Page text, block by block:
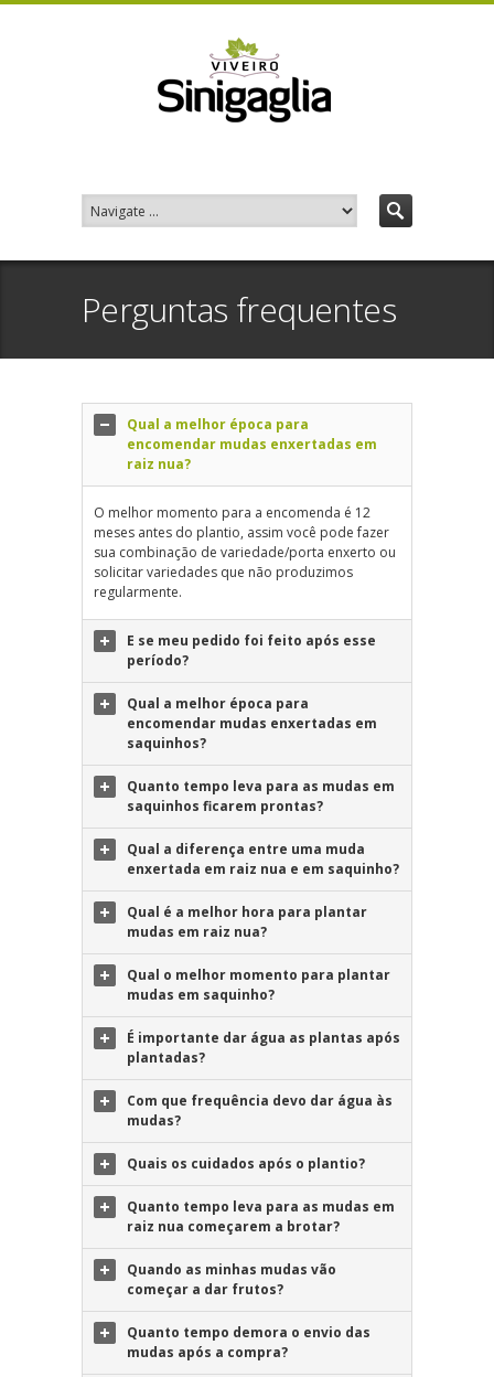
Perguntas frequentes
Qual a melhor época para
encomendar mudas enxertadas em
raiz nua?
O melhor momento para a encomenda é 12
meses antes do plantio, assim você pode fazer
sua combinação de variedade/porta enxerto ou
solicitar variedades que não produzimos
regularmente.
E se meu pedido foi feito após esse
período?
Qual a melhor época para
encomendar mudas enxertadas em
saquinhos?
Quanto tempo leva para as mudas em
saquinhos ficarem prontas?
Qual a diferença entre uma muda
enxertada em raiz nua e em saquinho?
Qual é a melhor hora para plantar
mudas em raiz nua?
Qual o melhor momento para plantar
mudas em saquinho?
É importante dar água as plantas após
plantadas?
Com que frequência devo dar água às
mudas?
Quais os cuidados após o plantio?
Quanto tempo leva para as mudas em
raiz nua começarem a brotar?
Quando as minhas mudas vão
começar a dar frutos?
Quanto tempo demora o envio das
mudas após a compra?